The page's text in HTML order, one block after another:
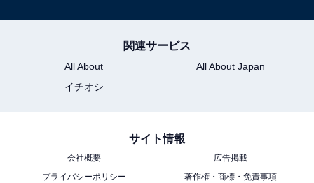
式の日――。1年前と同じ場所で、里奈が対峙（たい
じ）する人物とは？ 物語がどんな結末を迎えるのか目が
離せません。
関連サービス
All About
All About Japan
イチオシ
サイト情報
会社概要
広告掲載
プライバシーポリシー
著作権・商標・免責事項